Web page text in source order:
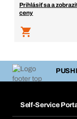
Prihlásiť sa a
ceny
Self-Service